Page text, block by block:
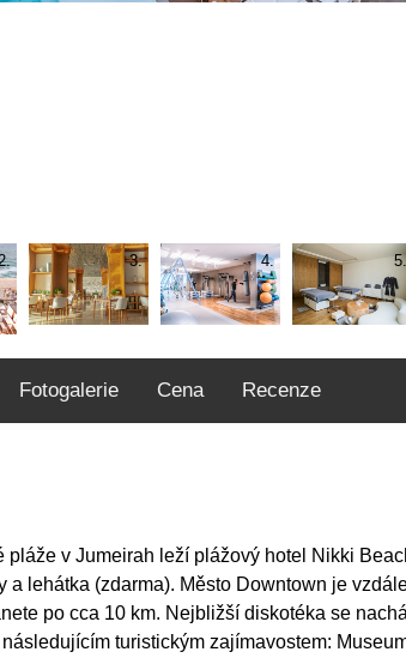
3. 4. 5.
Fotogalerie Cena Recenze
pláže v Jumeirah leží plážový hotel Nikki
a lehátka (zdarma). Město Downtown je
po cca 10 km. Nejbližší diskotéka se
turistickým zajímavostem: